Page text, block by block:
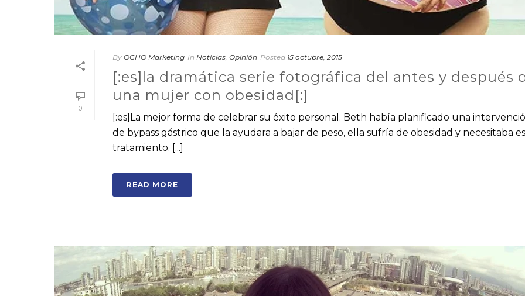
0
By OCHO Marketing In Noticias, Opinión Posted 15 octubre, 2015
[:es]la dramática serie fotográfica del antes y después
una mujer con obesidad[:]
[:es]La mejor forma de celebrar su éxito personal. Beth había planificado una
de bypass gástrico que la ayudara a bajar de peso, ella sufría de obesidad y necesitaba
tratamiento. [...]
READ MORE